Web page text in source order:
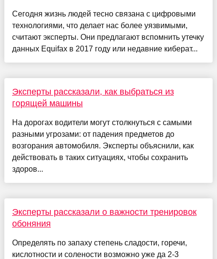
Сегодня жизнь людей тесно связана с цифровыми
технологиями, что делает нас более уязвимыми,
считают эксперты. Они предлагают вспомнить утечку
данных Equifax в 2017 году или недавние киберат...
Эксперты рассказали, как выбраться из
горящей машины
На дорогах водители могут столкнуться с самыми
разными угрозами: от падения предметов до
возгорания автомобиля. Эксперты объяснили, как
действовать в таких ситуациях, чтобы сохранить
здоров...
Эксперты рассказали о важности тренировок
обоняния
Определять по запаху степень сладости, горечи,
кислотности и солености возможно уже да 2-3